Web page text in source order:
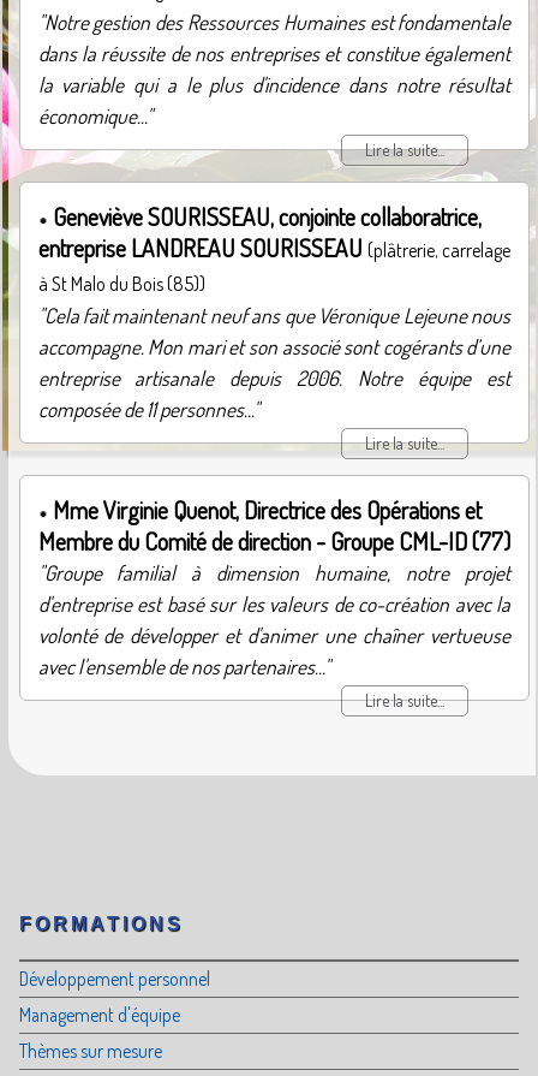
"Notre gestion des Ressources Humaines est fondamentale
dans la réussite de nos entreprises et constitue également
la variable qui a le plus d'incidence dans notre résultat
économique..."
Lire la suite...
Geneviève SOURISSEAU, conjointe collaboratrice,
entreprise LANDREAU SOURISSEAU (plâtrerie, carrelage
à St Malo du Bois (85))
"Cela fait maintenant neuf ans que Véronique Lejeune nous
accompagne. Mon mari et son associé sont cogérants d’une
entreprise artisanale depuis 2006. Notre équipe est
composée de 11 personnes..."
Lire la suite...
Mme Virginie Quenot, Directrice des Opérations et
Membre du Comité de direction - Groupe CML-ID (77)
"Groupe familial à dimension humaine, notre projet
d'entreprise est basé sur les valeurs de co-création avec la
volonté de développer et d'animer une chaîner vertueuse
avec l'ensemble de nos partenaires..."
Lire la suite...
FORMATIONS
Développement personnel
Management d'équipe
Thèmes sur mesure